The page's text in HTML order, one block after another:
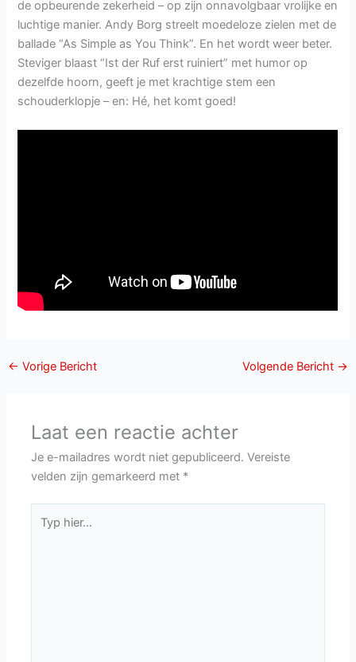
de opbeurende zekerheid – op zijn onnavolgbaar vrolijke en
luchtige manier. Andy Borg streelt moedeloze zielen met de
ballade “As Simple as You Think”. En het wordt weer beter.
Steviger blaast “Ist der Ruf erst ruiniert” met humor op
dezelfde hoorn, geeft je met krachtige stem een
schouderklopje – en: Hé, het komt goed!
← Vorige Bericht Volgende Bericht →
Laat een reactie achter
Je e-mailadres wordt niet gepubliceerd. Vereiste
velden zijn gemarkeerd met *
hier...